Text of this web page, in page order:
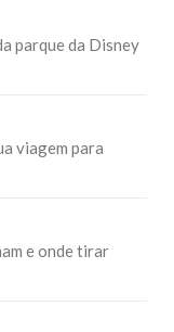
parque da Disney
viagem para
e onde tirar